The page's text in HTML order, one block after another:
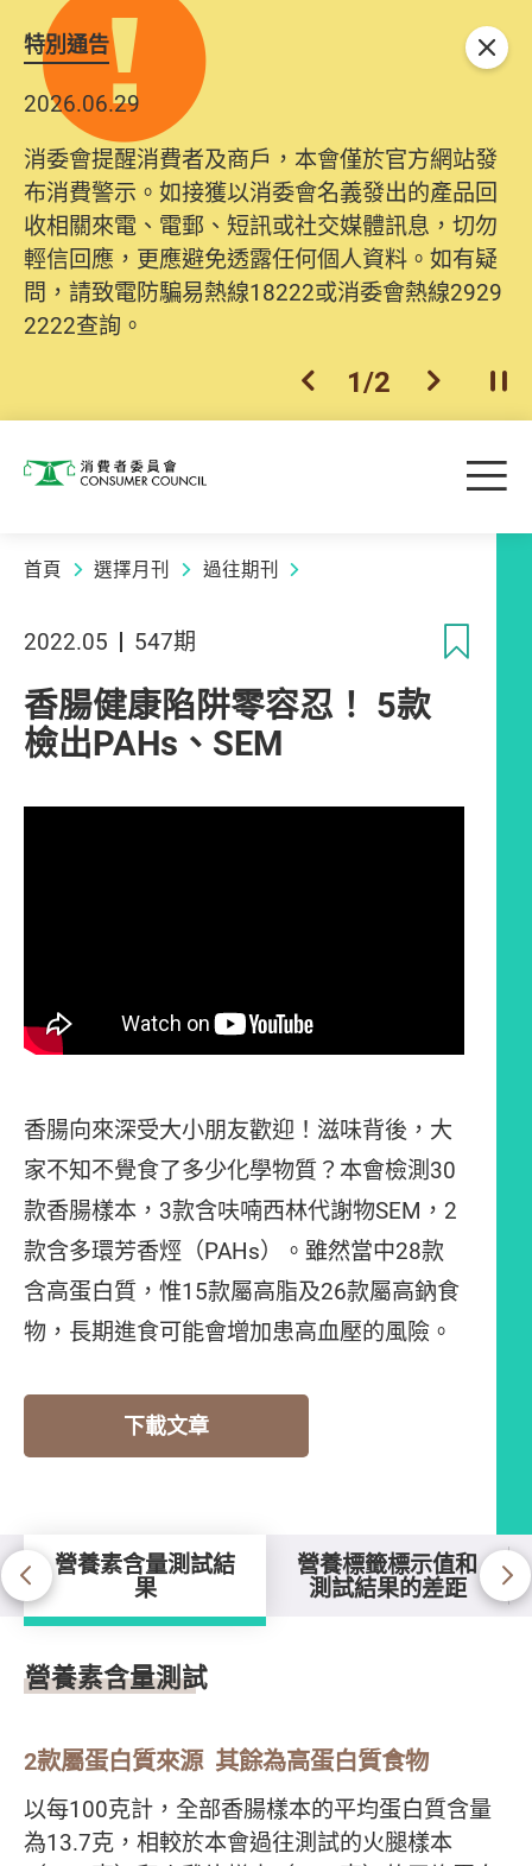
特別通告
2026.06.29
消委會提醒消費者及商戶，本會僅於官方網站發
布消費警示。如接獲以消委會名義發出的產品回
收相關來電、電郵、短訊或社交媒體訊息，切勿
輕信回應，更應避免透露任何個人資料。如有疑
問，請致電防騙易熱線18222或消委會熱線2929
2222查詢。
上一個
1/2 下一個開
關閉
消費者委員會 目
首頁 選擇月刊 過往期刊
2022.05 547期
香腸健康陷阱零容忍！ 5款
檢出PAHs、SEM
香腸向來深受大小朋友歡迎！滋味背後，大
家不知不覺食了多少化學物質？本會檢測30
款香腸樣本，3款含呋喃西林代謝物SEM，2
款含多環芳香烴（PAHs）。雖然當中28款
含高蛋白質，惟15款屬高脂及26款屬高鈉食
物，長期進食可能會增加患高血壓的風險。
下載文章
營養素含量測試結
果
營養標籤標示值和
測試結果的差距
營養素含量測試結果
營養素含量測試
2款屬蛋白質來源 其餘為高蛋白質食物
以每100克計，全部香腸樣本的平均蛋白質含量
為13.7克，相較於本會過往測試的火腿樣本